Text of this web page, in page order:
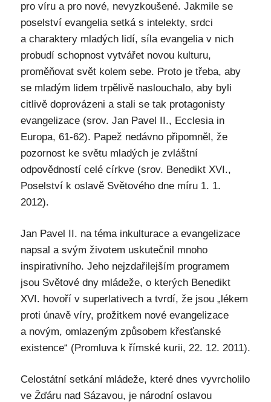
pro víru a pro nové, nevyzkoušené. Jakmile se
poselství evangelia setká s intelekty, srdci
a charaktery mladých lidí, síla evangelia v nich
probudí schopnost vytvářet novou kulturu,
proměňovat svět kolem sebe. Proto je třeba, aby
se mladým lidem trpělivě naslouchalo, aby byli
citlivě doprovázeni a stali se tak protagonisty
evangelizace (srov. Jan Pavel II., Ecclesia in
Europa, 61-62). Papež nedávno připomněl, že
pozornost ke světu mladých je zvláštní
odpovědností celé církve (srov. Benedikt XVI.,
Poselství k oslavě Světového dne míru 1. 1.
2012).
Jan Pavel II. na téma inkulturace a evangelizace
napsal a svým životem uskutečnil mnoho
inspirativního. Jeho nejzdařilejším programem
jsou Světové dny mládeže, o kterých Benedikt
XVI. hovoří v superlativech a tvrdí, že jsou „lékem
proti únavě víry, prožitkem nové evangelizace
a novým, omlazeným způsobem křesťanské
existence“ (Promluva k římské kurii, 22. 12. 2011).
Celostátní setkání mládeže, které dnes vyvrcholilo
ve Žďáru nad Sázavou, je národní oslavou